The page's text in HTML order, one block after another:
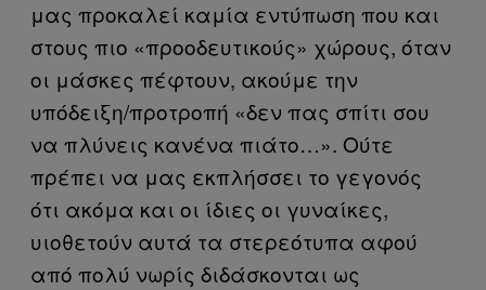
μας προκαλεί καμία εντύπωση που και
στους πιο «προοδευτικούς» χώρους, όταν
οι μάσκες πέφτουν, ακούμε την
υπόδειξη/προτροπή «δεν πας σπίτι σου
να πλύνεις κανένα πιάτο…». Ούτε
πρέπει να μας εκπλήσσει το γεγονός
ότι ακόμα και οι ίδιες οι γυναίκες,
υιοθετούν αυτά τα στερεότυπα αφού
από πολύ νωρίς διδάσκονται ως